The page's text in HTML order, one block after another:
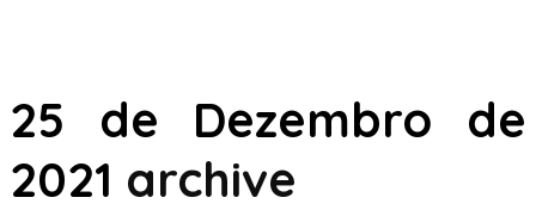
25 de Dezembro de
2021 archive